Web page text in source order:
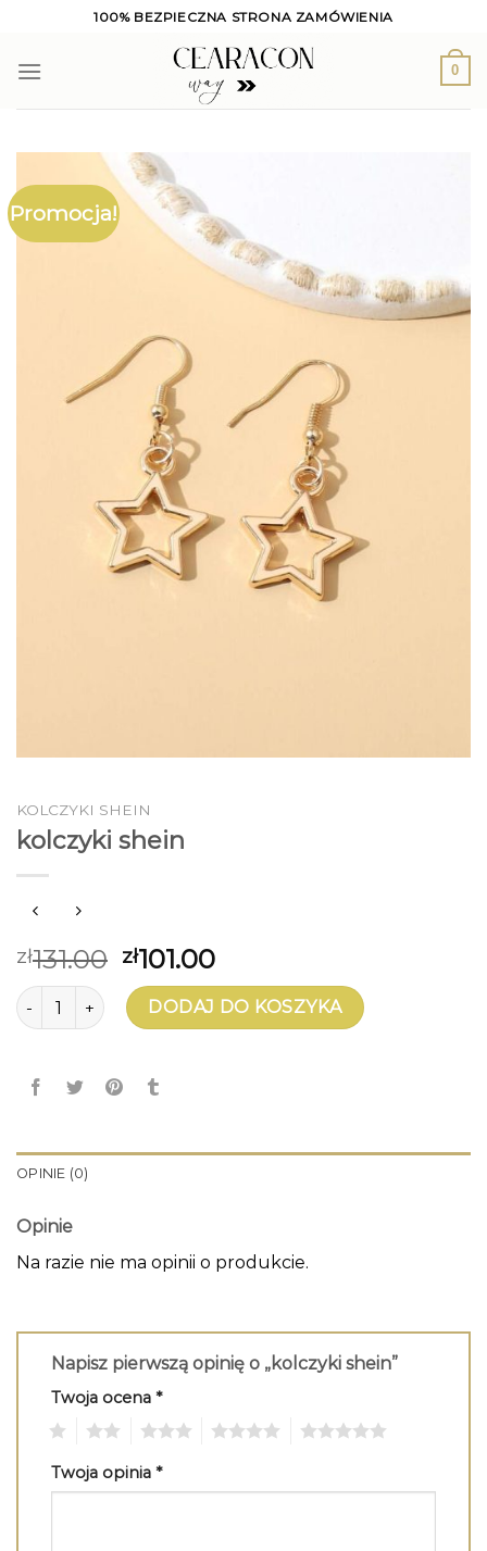
content
100% BEZPIECZNA STRONA ZAMÓWIENIA
0
Promocja!
KOLCZYKI SHEIN
kolczyki shein
zł131.00 zł101.00
ilość kolczyki sheinDODAJ DO KOSZYKA
OPINIE (0)
Opinie
Na razie nie ma opinii o produkcie.
Napisz pierwszą opinię o „kolczyki shein”
Twoja ocena *
Twoja opinia *